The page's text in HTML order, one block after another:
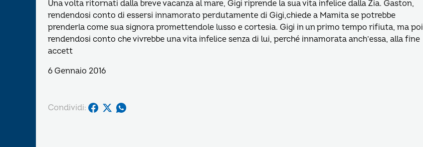
Una volta ritornati dalla breve vacanza al mare, Gigi riprende la sua vita infelice dalla Zia. Gaston,
rendendosi conto di essersi innamorato perdutamente di Gigi,chiede a Mamita se potrebbe
prenderla come sua signora promettendole lusso e cortesia. Gigi in un primo tempo rifiuta, ma poi
rendendosi conto che vivrebbe una vita infelice senza di lui, perché innamorata anch’essa, alla fine
accett
6 Gennaio 2016
Condividi: